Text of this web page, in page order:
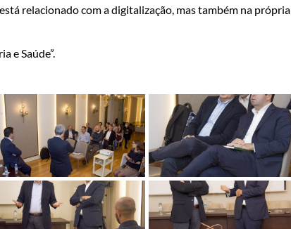
relacionado com a digitalização, mas também na própria
e Saúde”.